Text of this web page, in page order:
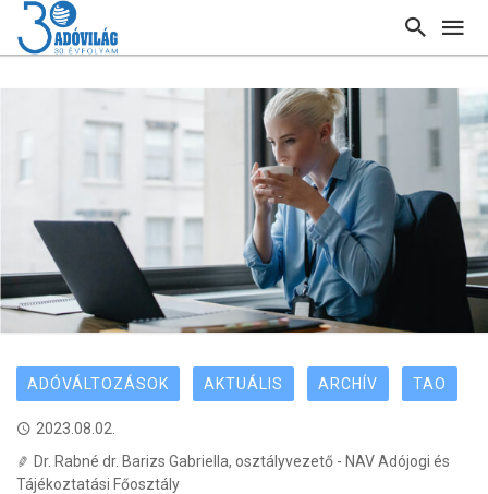
ADÓVÁLTOZÁSOK AKTUÁLIS ARCHÍV TAO
2023.08.02.
Dr. Rabné dr. Barizs Gabriella, osztályvezető - NAV Adójogi és
Tájékoztatási Főosztály